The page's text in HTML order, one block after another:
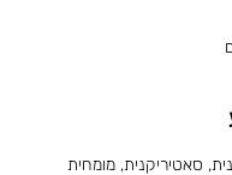
סאטיריקנית, מומחית